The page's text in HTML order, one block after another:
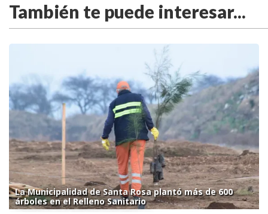
También te puede interesar...
La Municipalidad de Santa Rosa plantó más de 600
árboles en el Relleno Sanitario